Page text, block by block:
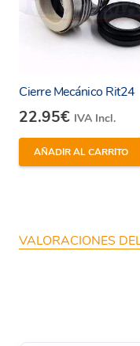
Cierre Mecánico Rit24
22.95€ IVA Incl.
AÑADIR AL CARRITO
VALORACIONES